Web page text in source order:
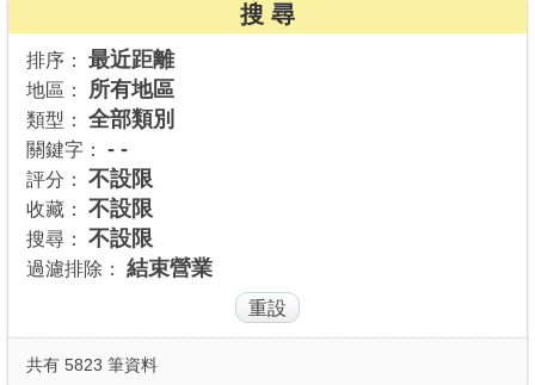
商家合作
推薦景點
討論區
APP下載
搜 尋
排序： 最近距離
地區： 所有地區
類型： 全部類別
關鍵字： - -
評分： 不設限
收藏： 不設限
搜尋： 不設限
過濾排除： 結束營業
共有 5823 筆資料